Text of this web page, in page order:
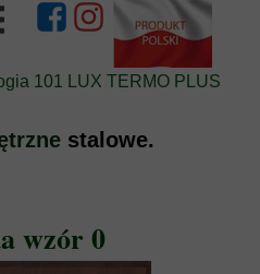
101 LUX TERMO PLUS
stalowe.
wzór 0